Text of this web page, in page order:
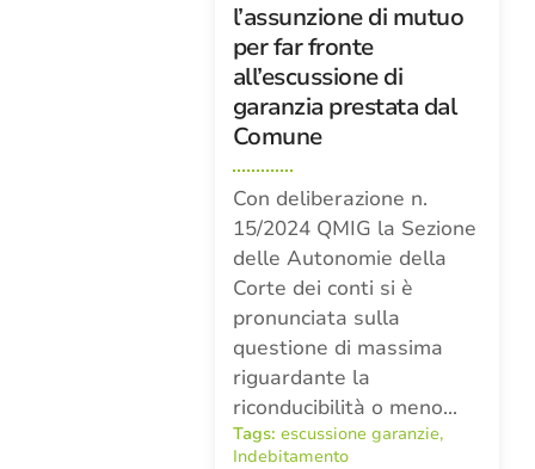
l’assunzione di mutuo
per far fronte
all’escussione di
garanzia prestata dal
Comune
Con deliberazione n.
15/2024 QMIG la Sezione
delle Autonomie della
Corte dei conti si è
pronunciata sulla
questione di massima
riguardante la
riconducibilità o meno…
Tags: escussione garanzie,
Indebitamento